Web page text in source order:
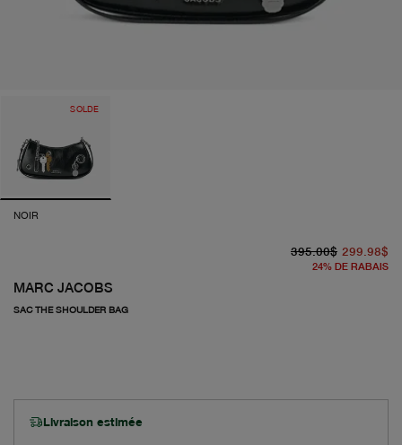
SOLDE
NOIR
MARC JACOBS
SAC THE SHOULDER BAG
395.00$ 299.98$
24% DE RABAIS
Livraison estimée